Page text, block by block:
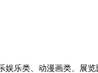
娱乐类、动漫画类、展览